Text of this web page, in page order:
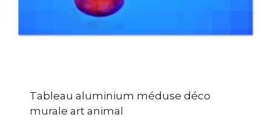
Tableau aluminium méduse déco
murale art animal